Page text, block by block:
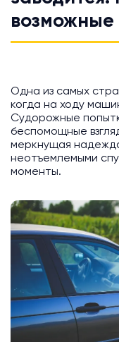
Одна из самых
когда на ходу
Судорожные
беспомощные
меркнущая
неотъемлемыми
моменты.